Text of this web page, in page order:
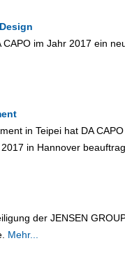
im Jahr 2017 ein
in Teipei hat DA
in Hannover
der JENSEN
Mehr...